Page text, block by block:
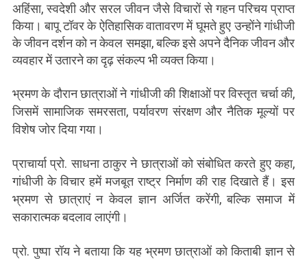
अहिंसा, स्वदेशी और सरल जीवन जैसे विचारों से गहन परिचय प्राप्त
किया। बापू टॉवर के ऐतिहासिक वातावरण में घूमते हुए उन्होंने गांधीजी
के जीवन दर्शन को न केवल समझा, बल्कि इसे अपने दैनिक जीवन और
व्यवहार में उतारने का दृढ़ संकल्प भी व्यक्त किया।
भ्रमण के दौरान छात्राओं ने गांधीजी की शिक्षाओं पर विस्तृत चर्चा की,
जिसमें सामाजिक समरसता, पर्यावरण संरक्षण और नैतिक मूल्यों पर
विशेष जोर दिया गया।
प्राचार्या प्रो. साधना ठाकुर ने छात्राओं को संबोधित करते हुए कहा,
गांधीजी के विचार हमें मजबूत राष्ट्र निर्माण की राह दिखाते हैं। इस
भ्रमण से छात्राएं न केवल ज्ञान अर्जित करेंगी, बल्कि समाज में
सकारात्मक बदलाव लाएंगी।
प्रो. पुष्पा रॉय ने बताया कि यह भ्रमण छात्राओं को किताबी ज्ञान से